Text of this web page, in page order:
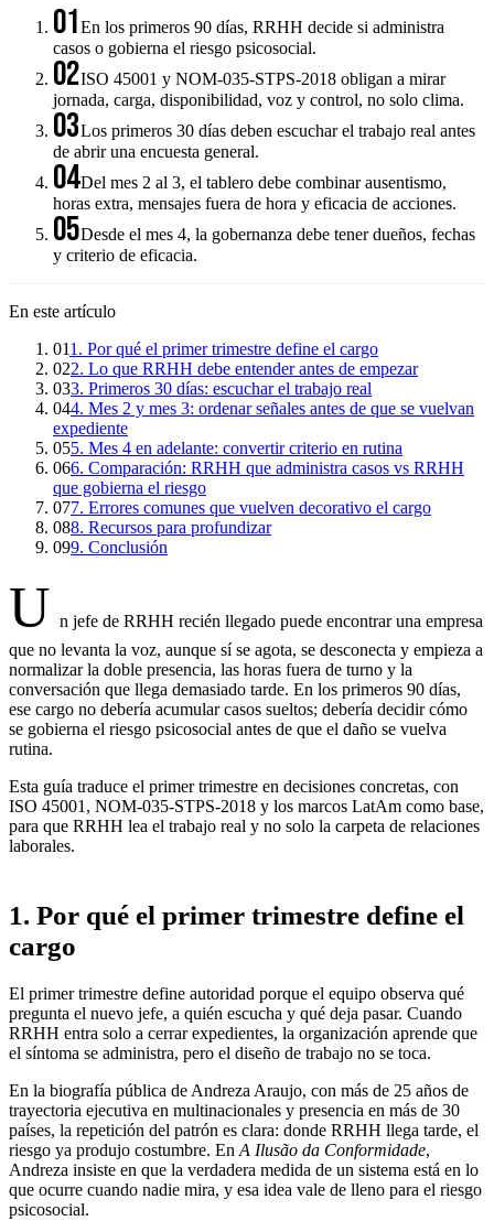
01En los primeros 90 días, RRHH decide si administra
casos o gobierna el riesgo psicosocial.
02ISO 45001 y NOM-035-STPS-2018 obligan a mirar
jornada, carga, disponibilidad, voz y control, no solo clima.
03Los primeros 30 días deben escuchar el trabajo real antes
de abrir una encuesta general.
04Del mes 2 al 3, el tablero debe combinar ausentismo,
horas extra, mensajes fuera de hora y eficacia de acciones.
05Desde el mes 4, la gobernanza debe tener dueños, fechas
y criterio de eficacia.
En este artículo
011. Por qué el primer trimestre define el cargo
022. Lo que RRHH debe entender antes de empezar
033. Primeros 30 días: escuchar el trabajo real
044. Mes 2 y mes 3: ordenar señales antes de que se vuelvan
expediente
055. Mes 4 en adelante: convertir criterio en rutina
066. Comparación: RRHH que administra casos vs RRHH
que gobierna el riesgo
077. Errores comunes que vuelven decorativo el cargo
088. Recursos para profundizar
099. Conclusión
U n jefe de RRHH recién llegado puede encontrar una empresa
que no levanta la voz, aunque sí se agota, se desconecta y empieza a
normalizar la doble presencia, las horas fuera de turno y la
conversación que llega demasiado tarde. En los primeros 90 días,
ese cargo no debería acumular casos sueltos; debería decidir cómo
se gobierna el riesgo psicosocial antes de que el daño se vuelva
rutina.
Esta guía traduce el primer trimestre en decisiones concretas, con
ISO 45001, NOM-035-STPS-2018 y los marcos LatAm como base,
para que RRHH lea el trabajo real y no solo la carpeta de relaciones
laborales.
1. Por qué el primer trimestre define el
cargo
El primer trimestre define autoridad porque el equipo observa qué
pregunta el nuevo jefe, a quién escucha y qué deja pasar. Cuando
RRHH entra solo a cerrar expedientes, la organización aprende que
el síntoma se administra, pero el diseño de trabajo no se toca.
En la biografía pública de Andreza Araujo, con más de 25 años de
trayectoria ejecutiva en multinacionales y presencia en más de 30
países, la repetición del patrón es clara: donde RRHH llega tarde, el
riesgo ya produjo costumbre. En A Ilusão da Conformidade,
Andreza insiste en que la verdadera medida de un sistema está en lo
que ocurre cuando nadie mira, y esa idea vale de lleno para el riesgo
psicosocial.